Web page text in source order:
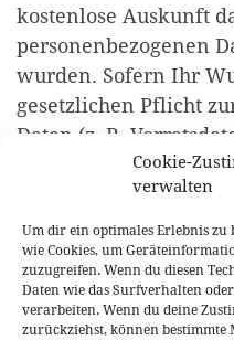
Cookie-
verwalten
Um dir ein optimales Erlebnis
wie Cookies, um
zuzugreifen. Wenn du diesen
Daten wie das Surfverhalten
verarbeiten. Wenn du deine
zurückziehst, können
kostenlose Auskunft
personenbezogenen
wurden. Sofern Ihr
gesetzlichen Pflicht
Daten (z. B.
haben Sie ein
Daten und auf die
Ihrer
Klicken Sie hier um
gelangen:Impressum